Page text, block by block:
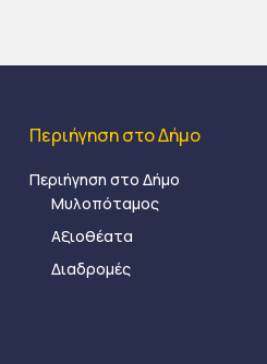
Περιήγηση στο Δήμο
Περιήγηση στο Δήμο
Μυλοπόταμος
Αξιοθέατα
Διαδρομές